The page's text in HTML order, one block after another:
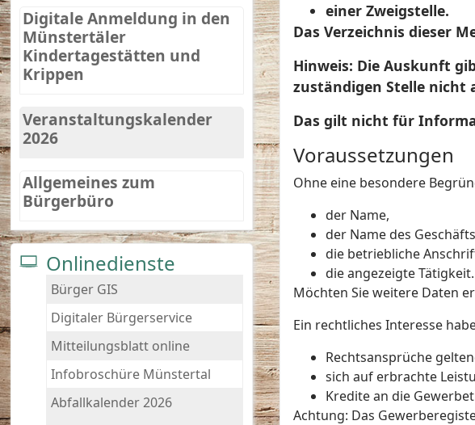
einer Zweigstelle.
Das Verzeichnis dieser
Hinweis: Die Auskunft
zuständigen Stelle
Das gilt nicht für
Voraussetzungen
Ohne eine besondere
der Name,
der Name des
die betriebliche
die angezeigte Tätigkeit.
Möchten Sie weitere Daten
Ein rechtliches Interesse
Rechtsansprüche
sich auf erbrachte
Kredite an die
Achtung: Das
Digitale Anmeldung in den
Münstertäler
Kindertagestätten und
Krippen
Veranstaltungskalender
2026
Allgemeines zum
Bürgerbüro
Onlinedienste
Bürger GIS
Digitaler Bürgerservice
Mitteilungsblatt online
Infobroschüre Münstertal
Abfallkalender 2026